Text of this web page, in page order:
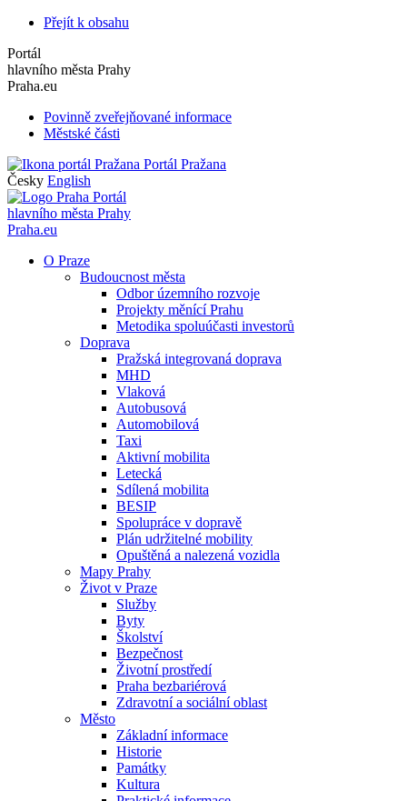
Přejít k obsahu
Portál
hlavního města Prahy
Praha.eu
Povinně zveřejňované informace
Městské části
Portál Pražana
Česky English
Portál
hlavního města Prahy
Praha.eu
O Praze
Budoucnost města
Odbor územního rozvoje
Projekty měnící Prahu
Metodika spoluúčasti investorů
Doprava
Pražská integrovaná doprava
MHD
Vlaková
Autobusová
Automobilová
Taxi
Aktivní mobilita
Letecká
Sdílená mobilita
BESIP
Spolupráce v dopravě
Plán udržitelné mobility
Opuštěná a nalezená vozidla
Mapy Prahy
Život v Praze
Služby
Byty
Školství
Bezpečnost
Životní prostředí
Praha bezbariérová
Zdravotní a sociální oblast
Město
Základní informace
Historie
Památky
Kultura